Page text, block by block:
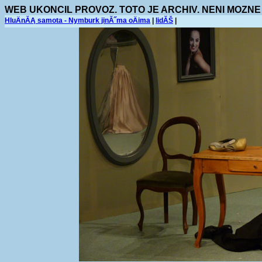
WEB UKONCIL PROVOZ. TOTO JE ARCHIV. NENI
HluÄnĂĄ samota - Nymburk jinĂ˝ma oÄima lidĂŠ